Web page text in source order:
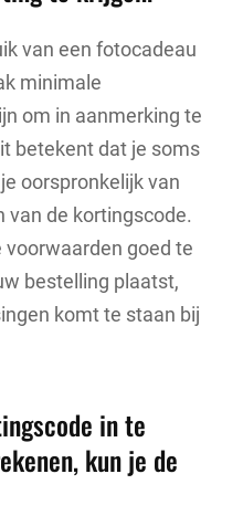
van een fotocadeau
minimale
om in aanmerking te
betekent dat je soms
oorspronkelijk van
van de kortingscode.
goed te
bestelling plaatst,
komt te staan bij
in te
kun je de